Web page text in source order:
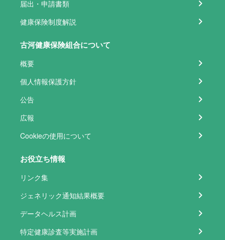
届出・申請書類
健康保険制度解説
古河健康保険組合について
概要
個人情報保護方針
公告
広報
Cookieの使用について
お役立ち情報
リンク集
ジェネリック通知結果概要
データヘルス計画
特定健康診査等実施計画